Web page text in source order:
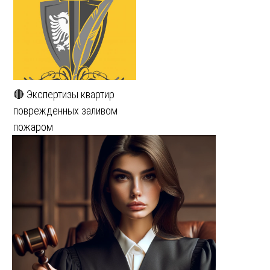
🔴 Экспертизы квартир
поврежденных заливом
пожаром